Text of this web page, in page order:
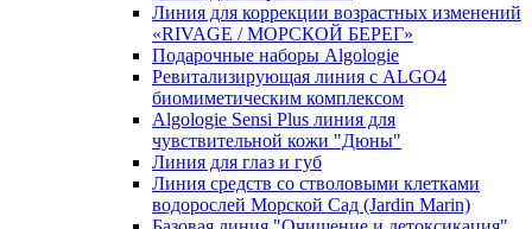
Линия для коррекции возрастных изменений
«RIVAGE / МОРСКОЙ БЕРЕГ»
Подарочные наборы Algologie
Ревитализирующая линия с ALGO4
биомиметическим комплексом
Algologie Sensi Plus линия для
чувcтвительной кожи "Дюны"
Линия для глаз и губ
Линия средств со стволовыми клетками
водорослей Морской Сад (Jardin Marin)